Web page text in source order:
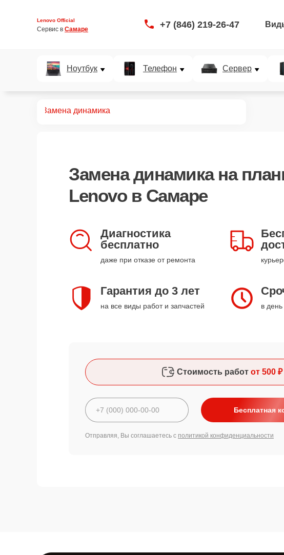
Lenovo Official
Сервис в Самаре +7 (846) 219-26-47
Ноутбук Телефон Сервер
Замена динамика
Замена динамикана
Lenovo в Самаре
Диагностика
бесплатно
даже при отказе от ремонта
Гарантия до 3 лет
на все виды работ и запчастей в
Стоимость работ от 500 ₽
Бесплатная
Отправляя, Вы соглашаетесь с политикой конфиденциальности